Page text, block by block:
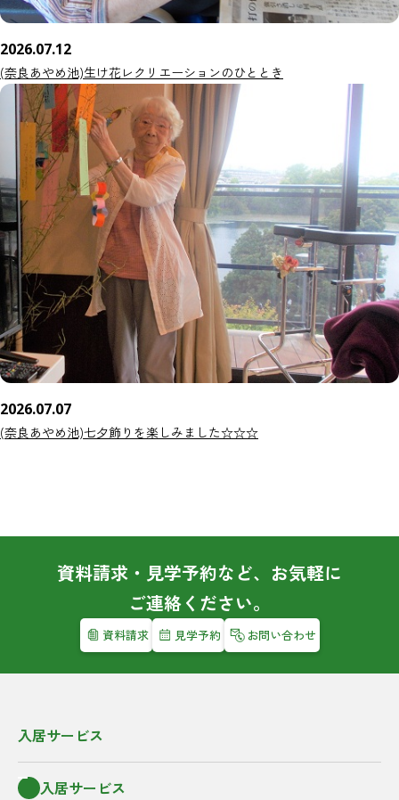
2026.07.12
(奈良あやめ池)生け花レクリエーションのひととき
2026.07.07
(奈良あやめ池)七夕飾りを楽しみました☆☆☆
資料請求・見学予約など、お気軽に
ご連絡ください。
資料請求 見学予約 お問い合わせ
入居サービス
入居サービス